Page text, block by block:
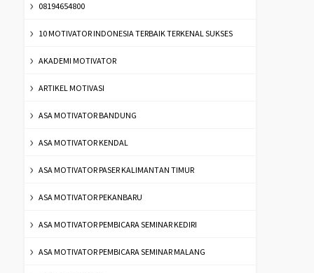
08194654800
10 MOTIVATOR INDONESIA TERBAIK TERKENAL SUKSES
AKADEMI MOTIVATOR
ARTIKEL MOTIVASI
ASA MOTIVATOR BANDUNG
ASA MOTIVATOR KENDAL
ASA MOTIVATOR PASER KALIMANTAN TIMUR
ASA MOTIVATOR PEKANBARU
ASA MOTIVATOR PEMBICARA SEMINAR KEDIRI
ASA MOTIVATOR PEMBICARA SEMINAR MALANG